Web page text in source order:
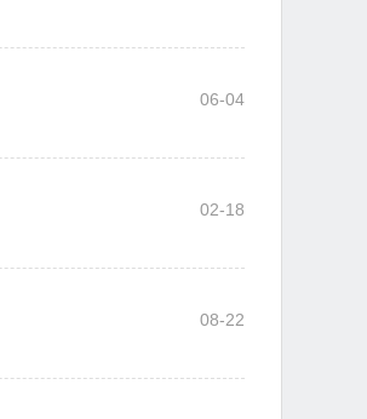
06-04
02-18
08-22